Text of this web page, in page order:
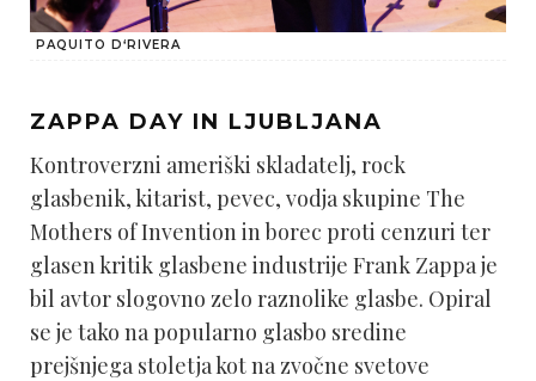
PAQUITO D‘RIVERA
ZAPPA DAY IN LJUBLJANA
Kontroverzni ameriški skladatelj, rock
glasbenik, kitarist, pevec, vodja skupine The
Mothers of Invention in borec proti cenzuri ter
glasen kritik glasbene industrije Frank Zappa je
bil avtor slogovno zelo raznolike glasbe. Opiral
se je tako na popularno glasbo sredine
prejšnjega stoletja kot na zvočne svetove